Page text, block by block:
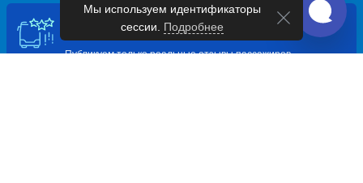
Подлинные отзывы на 100%
Публикуем только реальные отзывы пассажиров,
Мы используем идентификаторы
сессии. Подробнее